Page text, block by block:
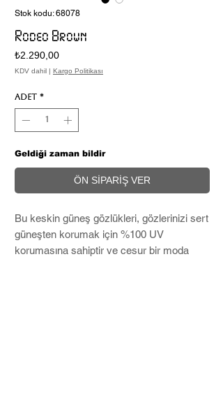
Stok kodu: 68078
Rodeo Brown
₺2.290,00Fiyat
KDV dahil | Kargo Politikası
Adet *
Geldiği zaman bildir
ÖN SİPARİŞ VER
Bu keskin güneş gözlükleri, gözlerinizi sert
güneşten korumak için %100 UV
korumasına sahiptir ve cesur bir moda